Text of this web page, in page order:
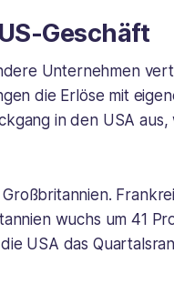
Geschäft
Unternehmen
die Erlöse mit
in den USA
wuchs um 41
USA das